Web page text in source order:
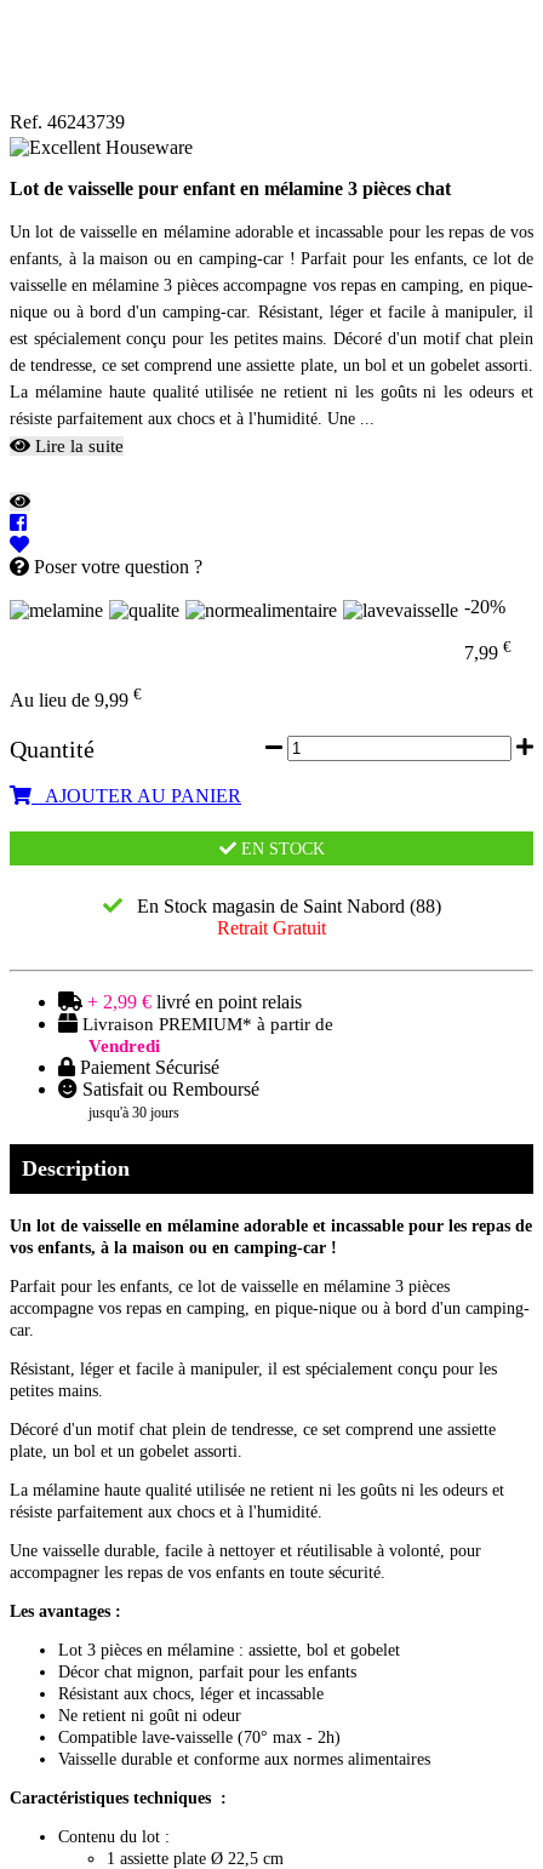
Ref. 46243739
Lot de vaisselle pour enfant en mélamine 3 pièces chat
Un lot de vaisselle en mélamine adorable et incassable pour les repas de vos
enfants, à la maison ou en camping-car ! Parfait pour les enfants, ce lot de
vaisselle en mélamine 3 pièces accompagne vos repas en camping, en pique-
nique ou à bord d'un camping-car. Résistant, léger et facile à manipuler, il
est spécialement conçu pour les petites mains. Décoré d'un motif chat plein
de tendresse, ce set comprend une assiette plate, un bol et un gobelet assorti.
La mélamine haute qualité utilisée ne retient ni les goûts ni les odeurs et
résiste parfaitement aux chocs et à l'humidité. Une ...
Lire la suite
Poser votre question ?
-20%
7,99 €
Au lieu de 9,99 €
Quantité
AJOUTER AU PANIER
EN STOCK
En Stock magasin de Saint Nabord (88)
Retrait Gratuit
+ 2,99 € livré en point relais
Livraison PREMIUM* à partir de
Vendredi
Paiement Sécurisé
Satisfait ou Remboursé
jusqu'à 30 jours
Description
Un lot de vaisselle en mélamine adorable et incassable pour les repas de
vos enfants, à la maison ou en camping-car !
Parfait pour les enfants, ce lot de vaisselle en mélamine 3 pièces
accompagne vos repas en camping, en pique-nique ou à bord d'un camping-
car.
Résistant, léger et facile à manipuler, il est spécialement conçu pour les
petites mains.
Décoré d'un motif chat plein de tendresse, ce set comprend une assiette
plate, un bol et un gobelet assorti.
La mélamine haute qualité utilisée ne retient ni les goûts ni les odeurs et
résiste parfaitement aux chocs et à l'humidité.
Une vaisselle durable, facile à nettoyer et réutilisable à volonté, pour
accompagner les repas de vos enfants en toute sécurité.
Les avantages :
Lot 3 pièces en mélamine : assiette, bol et gobelet
Décor chat mignon, parfait pour les enfants
Résistant aux chocs, léger et incassable
Ne retient ni goût ni odeur
Compatible lave-vaisselle (70° max - 2h)
Vaisselle durable et conforme aux normes alimentaires
Caractéristiques techniques :
Contenu du lot :
1 assiette plate Ø 22,5 cm